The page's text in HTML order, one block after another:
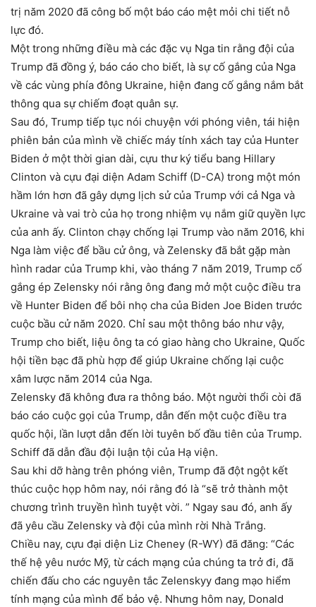
trị năm 2020 đã công bố một báo cáo mệt mỏi chi tiết nỗ
lực đó.
Một trong những điều mà các đặc vụ Nga tin rằng đội của
Trump đã đồng ý, báo cáo cho biết, là sự cố gắng của Nga
về các vùng phía đông Ukraine, hiện đang cố gắng nắm bắt
thông qua sự chiếm đoạt quân sự.
Sau đó, Trump tiếp tục nói chuyện với phóng viên, tái hiện
phiên bản của mình về chiếc máy tính xách tay của Hunter
Biden ở một thời gian dài, cựu thư ký tiểu bang Hillary
Clinton và cựu đại diện Adam Schiff (D-CA) trong một món
hầm lớn hơn đã gây dựng lịch sử của Trump với cả Nga và
Ukraine và vai trò của họ trong nhiệm vụ nắm giữ quyền lực
của anh ấy. Clinton chạy chống lại Trump vào năm 2016, khi
Nga làm việc để bầu cử ông, và Zelensky đã bắt gặp màn
hình radar của Trump khi, vào tháng 7 năm 2019, Trump cố
gắng ép Zelensky nói rằng ông đang mở một cuộc điều tra
về Hunter Biden để bôi nhọ cha của Biden Joe Biden trước
cuộc bầu cử năm 2020. Chỉ sau một thông báo như vậy,
Trump cho biết, liệu ông ta có giao hàng cho Ukraine, Quốc
hội tiền bạc đã phù hợp để giúp Ukraine chống lại cuộc
xâm lược năm 2014 của Nga.
Zelensky đã không đưa ra thông báo. Một người thổi còi đã
báo cáo cuộc gọi của Trump, dẫn đến một cuộc điều tra
quốc hội, lần lượt dẫn đến lời tuyên bố đầu tiên của Trump.
Schiff đã dẫn đầu đội luận tội của Hạ viện.
Sau khi dỡ hàng trên phóng viên, Trump đã đột ngột kết
thúc cuộc họp hôm nay, nói rằng đó là “sẽ trở thành một
chương trình truyền hình tuyệt vời. ” Ngay sau đó, anh ấy
đã yêu cầu Zelensky và đội của mình rời Nhà Trắng.
Chiều nay, cựu đại diện Liz Cheney (R-WY) đã đăng: “Các
thế hệ yêu nước Mỹ, từ cách mạng của chúng ta trở đi, đã
chiến đấu cho các nguyên tắc Zelenskyy đang mạo hiểm
tính mạng của mình để bảo vệ. Nhưng hôm nay, Donald